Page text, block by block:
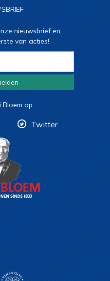
nieuwsbrief en
van acties!
Bloem op:
Twitter